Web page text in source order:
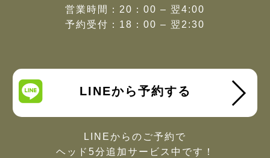
営業時間：20：00 – 翌4:00
予約受付：18：00 – 翌2:30
LINEから予約する
LINEからのご予約で
ヘッド5分追加サービス中です！